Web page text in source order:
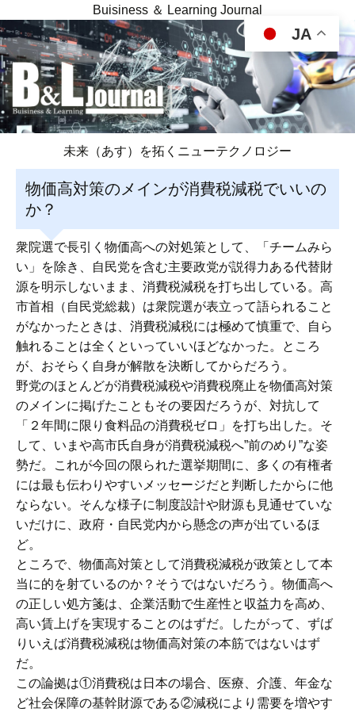
Buisiness ＆ Learning Journal
未来（あす）を拓くニューテクノロジー
物価高対策のメインが消費税減税でいいの
か？
衆院選で長引く物価高への対処策として、「チームみら
い」を除き、自民党を含む主要政党が説得力ある代替財
源を明示しないまま、消費税減税を打ち出している。高
市首相（自民党総裁）は衆院選が表立って語られること
がなかったときは、消費税減税には極めて慎重で、自ら
触れることは全くといっていいほどなかった。ところ
が、おそらく自身が解散を決断してからだろう。
野党のほとんどが消費税減税や消費税廃止を物価高対策
のメインに掲げたこともその要因だろうが、対抗して
「２年間に限り食料品の消費税ゼロ」を打ち出した。そ
して、いまや高市氏自身が消費税減税へ”前のめり”な姿
勢だ。これが今回の限られた選挙期間に、多くの有権者
には最も伝わりやすいメッセージだと判断したからに他
ならない。そんな様子に制度設計や財源も見通せていな
いだけに、政府・自民党内から懸念の声が出ているほ
ど。
ところで、物価高対策として消費税減税が政策として本
当に的を射ているのか？そうではないだろう。物価高へ
の正しい処方箋は、企業活動で生産性と収益力を高め、
高い賃上げを実現することのはずだ。したがって、ずば
りいえば消費税減税は物価高対策の本筋ではないはず
だ。
この論拠は①消費税は日本の場合、医療、介護、年金な
ど社会保障の基幹財源である②減税により需要を増やす
JA